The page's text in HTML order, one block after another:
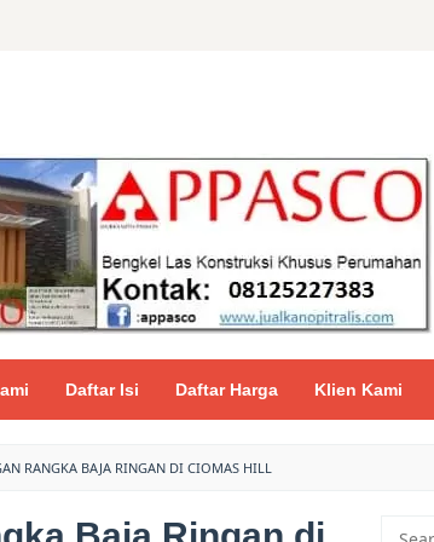
Daftar Isi Daftar Harga Klien Kami
RANGKA BAJA RINGAN DI CIOMAS HILL